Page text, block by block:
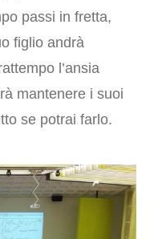
passi in fretta,
figlio andrà
l’ansia
mantenere i suoi
se potrai farlo.